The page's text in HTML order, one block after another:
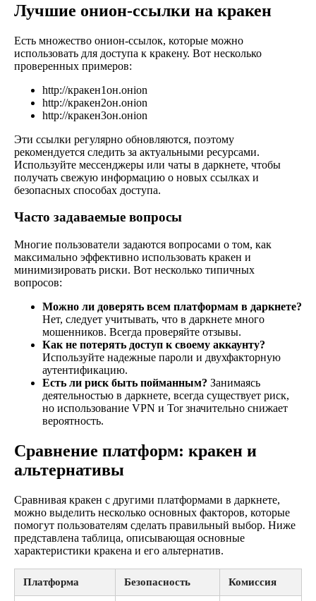
Лучшие онион-ссылки на кракен
Есть множество онион-ссылок, которые можно
использовать для доступа к кракену. Вот несколько
проверенных примеров:
http://кракен1он.онion
http://кракен2он.онion
http://кракен3он.онion
Эти ссылки регулярно обновляются, поэтому
рекомендуется следить за актуальными ресурсами.
Используйте мессенджеры или чаты в даркнете, чтобы
получать свежую информацию о новых ссылках и
безопасных способах доступа.
Часто задаваемые вопросы
Многие пользователи задаются вопросами о том, как
максимально эффективно использовать кракен и
минимизировать риски. Вот несколько типичных
вопросов:
Можно ли доверять всем платформам в даркнете?
Нет, следует учитывать, что в даркнете много
мошенников. Всегда проверяйте отзывы.
Как не потерять доступ к своему аккаунту?
Используйте надежные пароли и двухфакторную
аутентификацию.
Есть ли риск быть пойманным? Занимаясь
деятельностью в даркнете, всегда существует риск,
но использование VPN и Tor значительно снижает
вероятность.
Сравнение платформ: кракен и
альтернативы
Сравнивая кракен с другими платформами в даркнете,
можно выделить несколько основных факторов, которые
помогут пользователям сделать правильный выбор. Ниже
представлена таблица, описывающая основные
характеристики кракена и его альтернатив.
Платформа Безопасность Комиссия